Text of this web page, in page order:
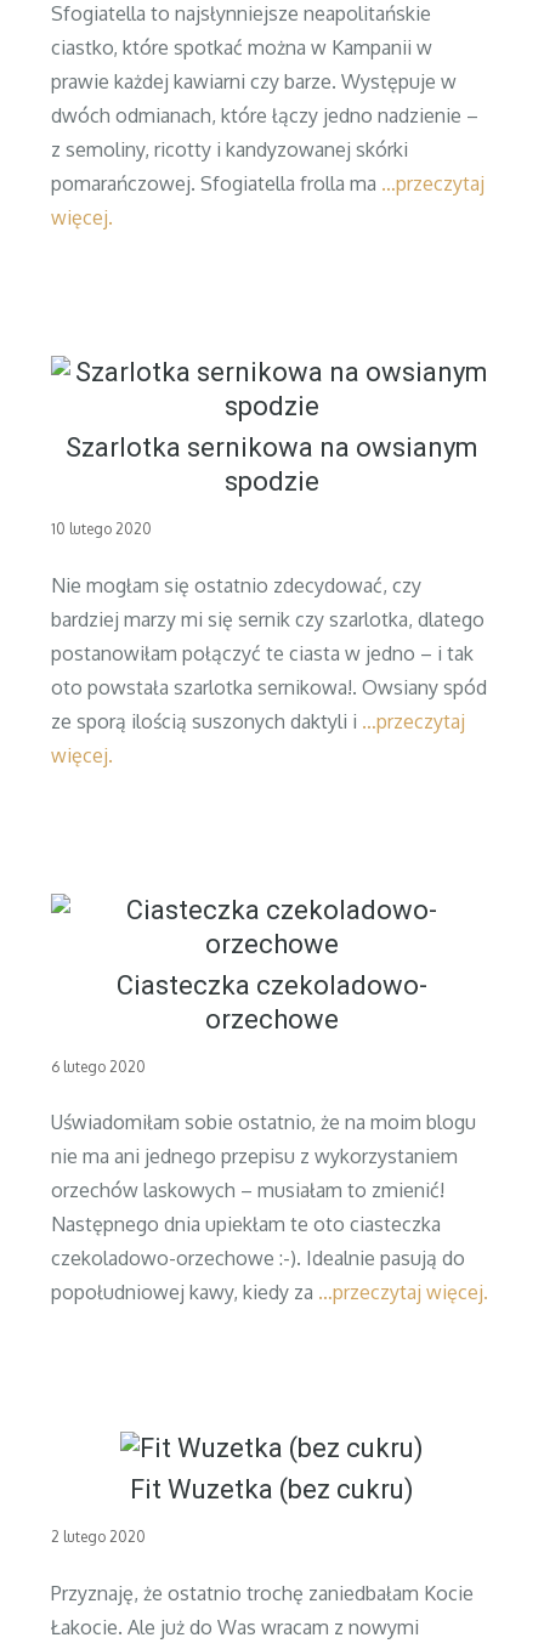
Sfogiatella to najsłynniejsze neapolitańskie
ciastko, które spotkać można w Kampanii w
prawie każdej kawiarni czy barze. Występuje w
dwóch odmianach, które łączy jedno nadzienie –
z semoliny, ricotty i kandyzowanej skórki
pomarańczowej. Sfogiatella frolla ma …przeczytaj
więcej.
Szarlotka sernikowa na owsianym
spodzie
Posted
10 lutego 2020
Nie mogłam się ostatnio zdecydować, czy
bardziej marzy mi się sernik czy szarlotka, dlatego
postanowiłam połączyć te ciasta w jedno – i tak
oto powstała szarlotka sernikowa!. Owsiany spód
ze sporą ilością suszonych daktyli i …przeczytaj
więcej.
Ciasteczka czekoladowo-
orzechowe
Posted
6 lutego 2020
Uświadomiłam sobie ostatnio, że na moim blogu
nie ma ani jednego przepisu z wykorzystaniem
orzechów laskowych – musiałam to zmienić!
Następnego dnia upiekłam te oto ciasteczka
czekoladowo-orzechowe :-). Idealnie pasują do
popołudniowej kawy, kiedy za …przeczytaj więcej.
Fit Wuzetka (bez cukru)
Posted
2 lutego 2020
Przyznaję, że ostatnio trochę zaniedbałam Kocie
Łakocie. Ale już do Was wracam z nowymi